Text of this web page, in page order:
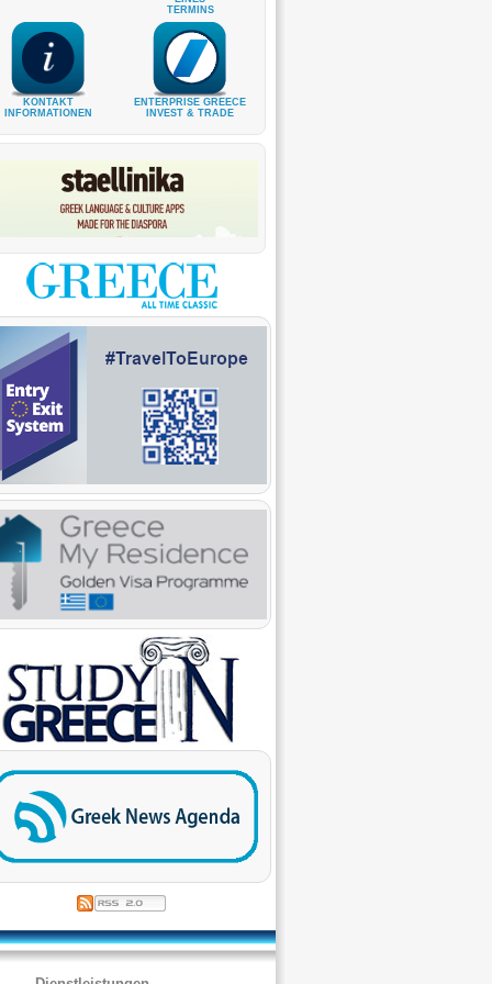
TERMINS
KONTAKT
INFORMATIONEN
ENTERPRISE GREECE
INVEST & TRADE